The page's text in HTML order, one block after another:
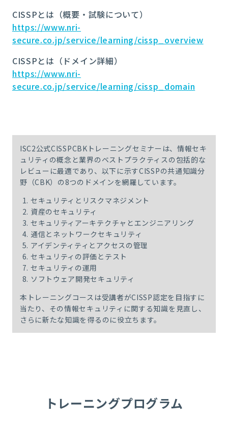
CISSPとは（概要・試験について）
https://www.nri-
secure.co.jp/service/learning/cissp_overview
CISSPとは（ドメイン詳細）
https://www.nri-
secure.co.jp/service/learning/cissp_domain
ISC2公式CISSPCBKトレーニングセミナーは、情報セキ
ュリティの概念と業界のベストプラクティスの包括的な
レビューに最適であり、以下に示すCISSPの共通知識分
野（CBK）の8つのドメインを網羅しています。
セキュリティとリスクマネジメント
資産のセキュリティ
セキュリティアーキテクチャとエンジニアリング
通信とネットワークセキュリティ
アイデンティティとアクセスの管理
セキュリティの評価とテスト
セキュリティの運用
ソフトウェア開発セキュリティ
本トレーニングコースは受講者がCISSP認定を目指すに
当たり、その情報セキュリティに関する知識を見直し、
さらに新たな知識を得るのに役立ちます。
トレーニングプログラム